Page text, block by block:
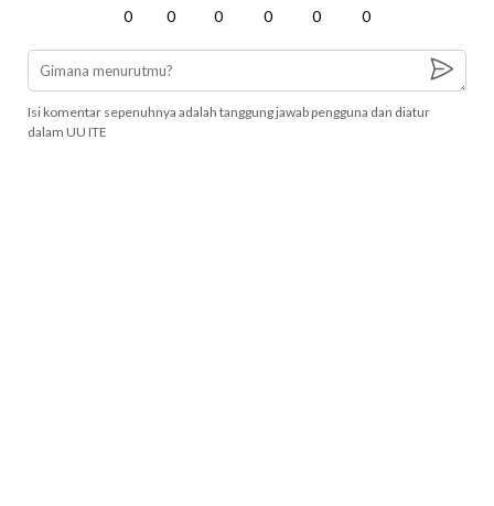
0 0 0 0 0 0
Isi komentar sepenuhnya adalah tanggung jawab pengguna dan diatur
dalam UU ITE